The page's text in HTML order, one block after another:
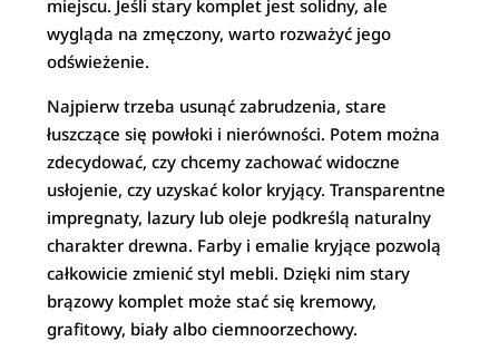
miejscu. Jeśli stary komplet jest solidny, ale
wygląda na zmęczony, warto rozważyć jego
odświeżenie.
Najpierw trzeba usunąć zabrudzenia, stare
łuszczące się powłoki i nierówności. Potem można
zdecydować, czy chcemy zachować widoczne
usłojenie, czy uzyskać kolor kryjący. Transparentne
impregnaty, lazury lub oleje podkreślą naturalny
charakter drewna. Farby i emalie kryjące pozwolą
całkowicie zmienić styl mebli. Dzięki nim stary
brązowy komplet może stać się kremowy,
grafitowy, biały albo ciemnoorzechowy.